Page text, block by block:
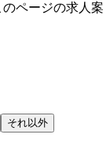
ページの求人案
それ以外